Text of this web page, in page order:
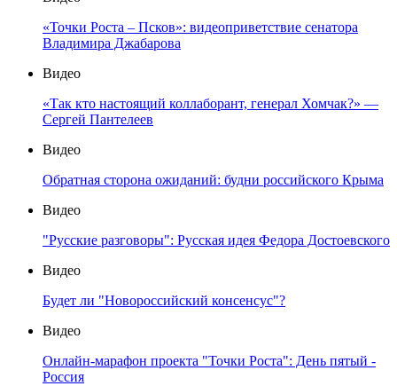
«Точки Роста – Псков»: видеоприветствие сенатора
Владимира Джабарова
Видео
«Так кто настоящий коллаборант, генерал Хомчак?» —
Сергей Пантелеев
Видео
Обратная сторона ожиданий: будни российского Крыма
Видео
"Русские разговоры": Русская идея Федора Достоевского
Видео
Будет ли "Новороссийский консенсус"?
Видео
Онлайн-марафон проекта "Точки Роста": День пятый -
Россия